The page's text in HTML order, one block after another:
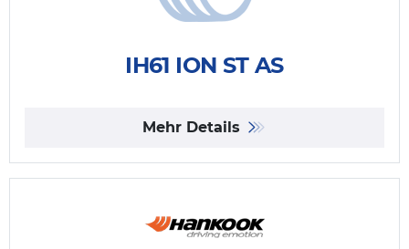
IH61 ION ST AS
Mehr Details